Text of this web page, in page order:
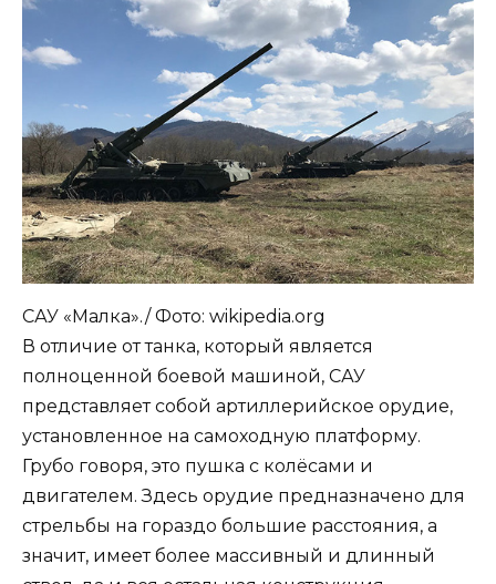
САУ «Малка»./ Фото: wikipedia.org
В отличие от танка, который является
полноценной боевой машиной, САУ
представляет собой артиллерийское орудие,
установленное на самоходную платформу.
Грубо говоря, это пушка с колёсами и
двигателем. Здесь орудие предназначено для
стрельбы на гораздо большие расстояния, а
значит, имеет более массивный и длинный